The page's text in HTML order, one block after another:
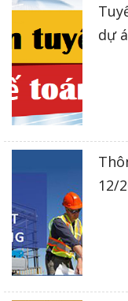
dự
12/